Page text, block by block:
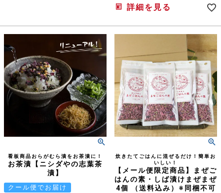
詳細を見る
看板商品おらがむら漬をお茶漬に！
お茶漬【ニシダやの志葉茶
漬】
クール便でお届け
炊きたてごはんに混ぜるだけ！簡単お
いしい！
【メール便限定商品】まぜご
はんの素・しば漬けまぜまぜ
4個 （送料込み）※同梱不可